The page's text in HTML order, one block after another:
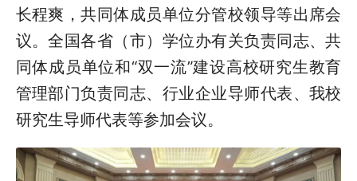
长程爽，共同体成员单位分管校领导等出席会
议。全国各省（市）学位办有关负责同志、共
同体成员单位和“双一流”建设高校研究生教育
管理部门负责同志、行业企业导师代表、我校
研究生导师代表等参加会议。